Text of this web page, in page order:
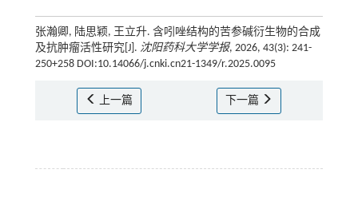
张瀚卿, 陆思颖, 王立升. 含吲唑结构的苦参碱衍生物的合成
及抗肿瘤活性研究[J]. 沈阳药科大学学报, 2026, 43(3): 241-
250+258 DOI:10.14066/j.cnki.cn21-1349/r.2025.0095
上一篇 下一篇